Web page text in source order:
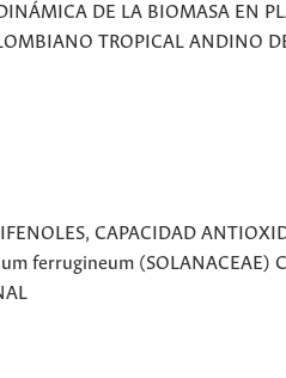
DE LA BIOMASA EN
TROPICAL ANDINO
CAPACIDAD
ferrugineum (SOLANACEAE)